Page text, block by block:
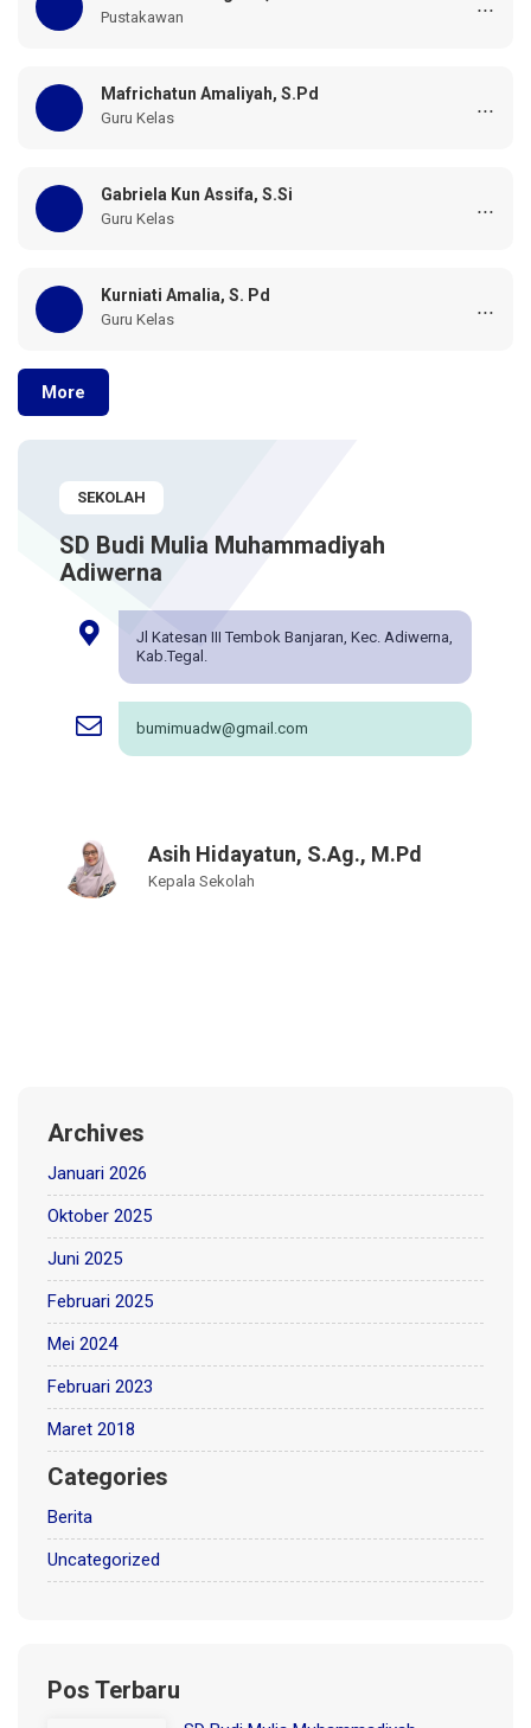
Pustakawan
Mafrichatun Amaliyah, S.Pd
Guru Kelas
...
Gabriela Kun Assifa, S.Si
Guru Kelas
...
Kurniati Amalia, S. Pd
Guru Kelas
...
More
SEKOLAH
SD Budi Mulia Muhammadiyah
Adiwerna
Jl Katesan III Tembok Banjaran, Kec. Adiwerna,
Kab.Tegal.
bumimuadw@gmail.com
Asih Hidayatun, S.Ag., M.Pd
Kepala Sekolah
Archives
Januari 2026
Oktober 2025
Juni 2025
Februari 2025
Mei 2024
Februari 2023
Maret 2018
Categories
Berita
Uncategorized
Pos Terbaru